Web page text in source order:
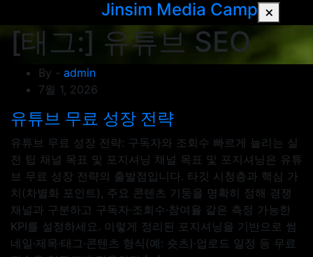
content
Jinsim Media Camp
[태그:] 유튜브 SEO
By - admin
7월 1, 2026
유튜브 무료 성장 전략
유튜브 무료 성장 전략: 구독자와 조회수 빠르게 늘리는 실
전 팁 채널 목표 및 포지셔닝 채널 목표 및 포지셔닝은 유튜
브 무료 성장 전략의 출발점입니다. 타깃 시청층과 핵심 가
치(차별화 포인트), 주요 콘텐츠 기둥을 명확히 정해 경쟁
채널과 구분하고 구독자·조회수·참여율 같은 측정 가능한
KPI를 설정하세요. 이렇게 정리된 포지셔닝을 기반으로 썸
네일·제목·태그·콘텐츠 형식(예: 숏츠)·업로드 일정 등 무료